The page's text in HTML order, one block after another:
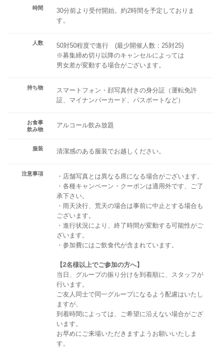
時間
30分前より受付開始。約2時間を予定しておりま
す。
人数
50対50程度で進行 (最少開催人数：25対25)
※募集締め切り以降のキャンセルによっては
男女差が変動する場合がございます。
持ち物
スマートフォン・顔写真付きの身分証（運転免許
証、マイナンバーカード、パスポートなど）
お食事
飲み物
アルコール飲み放題
服装 清潔感のある服装でお越しください。
注意事項
・店舗写真とは異なる席になる場合がございます。
・各種キャンペーン・クーポンは適用外です、ご了
承下さい。
・雨天決行、荒天の場合は事前に中止とする場合も
ございます。
・進行状況により、終了時間が変動する可能性がご
ざいます。
・参加費にはご飲食代が含まれています。
【2名様以上でご参加の方へ】
当日、グループの振り分けを到着順に、スタッフが
行います。
ご友人同士で同一グループになるよう配慮はいたし
ますが、
到着時間によっては、ご希望に沿えない場合がござ
います。
お早めにご来場いただきますようお願いいたしま
す。